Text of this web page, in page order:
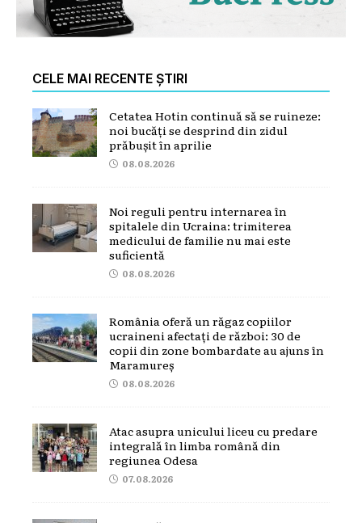
CELE MAI RECENTE ȘTIRI
Cetatea Hotin continuă să se ruineze:
noi bucăți se desprind din zidul
prăbușit în aprilie
08.08.2026
Noi reguli pentru internarea în
spitalele din Ucraina: trimiterea
medicului de familie nu mai este
suficientă
08.08.2026
România oferă un răgaz copiilor
ucraineni afectați de război: 30 de
copii din zone bombardate au ajuns în
Maramureș
08.08.2026
Atac asupra unicului liceu cu predare
integrală în limba română din
regiunea Odesa
07.08.2026